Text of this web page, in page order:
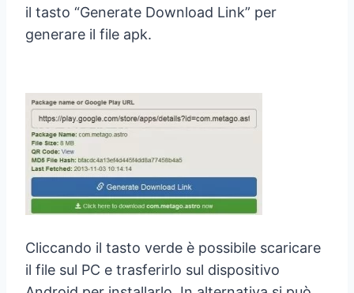
il tasto “Generate Download Link” per
generare il file apk.
Cliccando il tasto verde è possibile scaricare
il file sul PC e trasferirlo sul dispositivo